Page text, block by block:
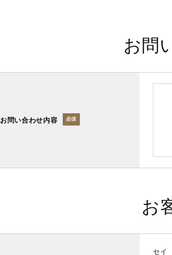
お問
お問い合わせ内容 必須
お
セイ